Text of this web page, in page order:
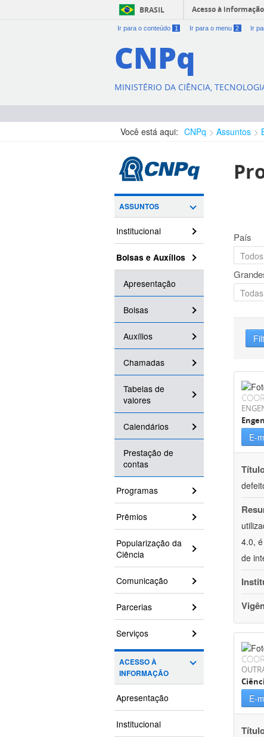
BRASIL Acesso à informação
Ir para o conteúdo 1 Ir para o menu 2 Ir
CNPq
MINISTÉRIO DA CIÊNCIA,
Você está aqui: CNPq Assuntos
ASSUNTOS
Institucional
Bolsas e Auxílios
Apresentação
Bolsas
Auxílios
Chamadas
Tabelas de
valores
Calendários
Prestação de
contas
Programas
Prêmios
Popularização da
Ciência
Comunicação
Parcerias
Serviços
ACESSO À
INFORMAÇÃO
Apresentação
Institucional
País
E-
4.0,
de
E-